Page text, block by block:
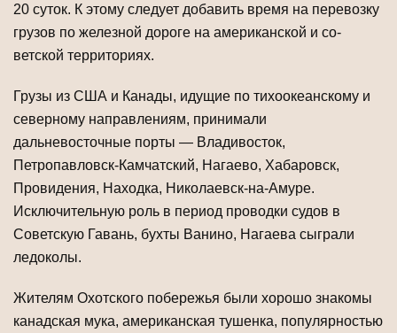
20 суток. К этому следует добавить время на перевозку
грузов по железной дороге на американской и со­
ветской территориях.
Грузы из США и Канады, идущие по тихоокеанскому и
северному направлени­ям, принимали
дальневосточные порты — Владивосток,
Петропавловск-Камчатский, Нагаево, Хабаровск,
Провидения, Находка, Николаевск-на-Амуре.
Исключительную роль в период проводки судов в
Советскую Гавань, бухты Ванино, Нагаева сыгра­ли
ледоколы.
Жителям Охотского побережья были хорошо знакомы
канадская мука, амери­канская тушенка, популярностью